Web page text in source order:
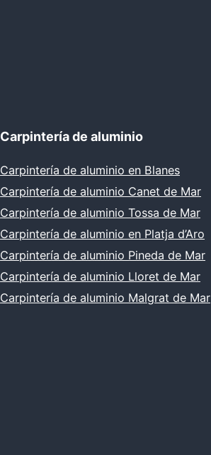
Carpintería de aluminio
Carpintería de aluminio en Blanes
Carpintería de aluminio Canet de Mar
Carpintería de aluminio Tossa de Mar
Carpintería de aluminio en Platja d’Aro
Carpintería de aluminio Pineda de Mar
Carpintería de aluminio Lloret de Mar
Carpintería de aluminio Malgrat de Mar